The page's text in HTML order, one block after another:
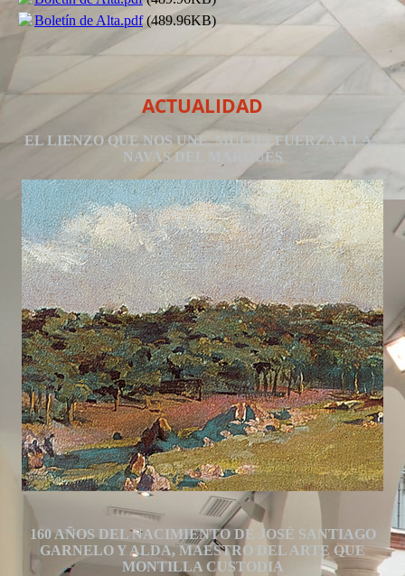
Boletín de Alta.pdf(489.96KB)
ACTUALIDAD
EL LIENZO QUE NOS UNE. MUCHA FUERZA A LAS
NAVAS DEL MARQUÉS
160 AÑOS DEL NACIMIENTO DE JOSÉ SANTIAGO
GARNELO Y ALDA, MAESTRO DEL ARTE QUE
MONTILLA CUSTODIA